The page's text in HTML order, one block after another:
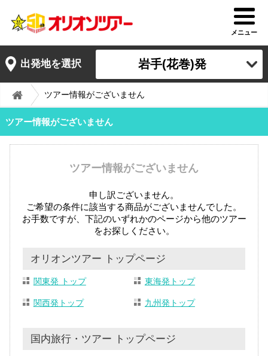
メニュー
出発地を選択 岩手(花巻)発
ツアー情報がございません
ツアー情報がございません
ツアー情報がございません
申し訳ございません。
ご希望の条件に該当する商品がございませんでした。
お手数ですが、下記のいずれかのページから他のツアー
をお探しください。
オリオンツアー トップページ
関東発 トップ 東海発トップ
関西発トップ 九州発トップ
国内旅行・ツアー トップページ